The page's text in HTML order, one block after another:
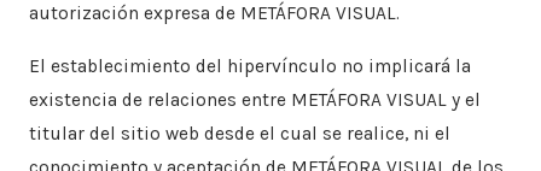
autorización expresa de METÁFORA VISUAL.
​El establecimiento del hipervínculo no implicará la
existencia de relaciones entre METÁFORA VISUAL y el
titular del sitio web desde el cual se realice, ni el